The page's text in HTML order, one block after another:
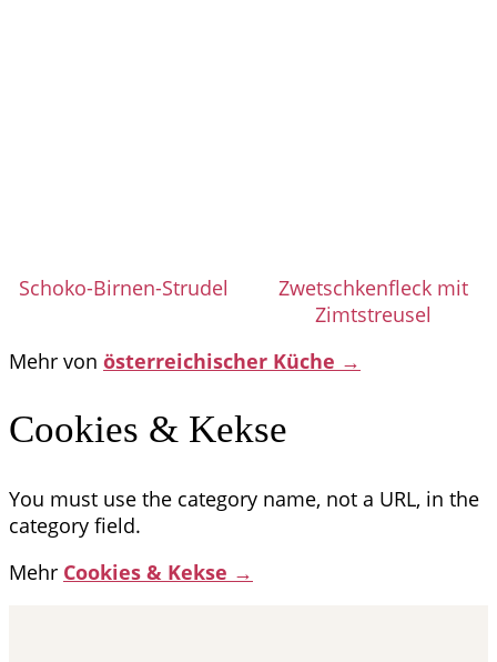
Schoko-Birnen-Strudel
Zwetschkenfleck mit
Zimtstreusel
Mehr von österreichischer Küche →
Cookies & Kekse
You must use the category name, not a URL, in the
category field.
Mehr Cookies & Kekse →